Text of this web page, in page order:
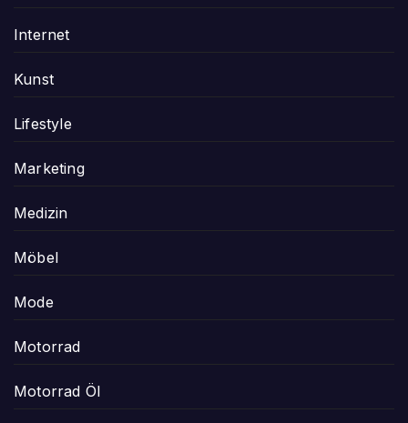
Internet
Kunst
Lifestyle
Marketing
Medizin
Möbel
Mode
Motorrad
Motorrad Öl